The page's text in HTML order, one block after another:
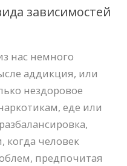
зависимостей
нас немного
аддикция, или
нездоровое
еде или
когда человек
предпочитая